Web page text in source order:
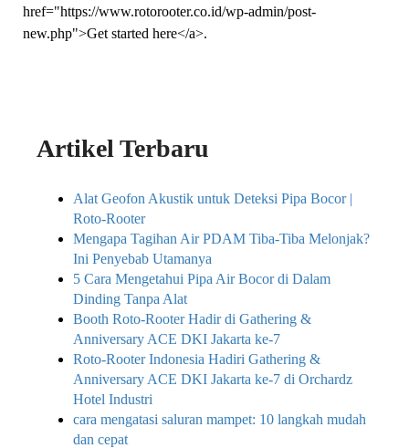
href="https://www.rotorooter.co.id/wp-admin/post-
new.php">Get started here</a>.
Artikel Terbaru
Alat Geofon Akustik untuk Deteksi Pipa Bocor |
Roto-Rooter
Mengapa Tagihan Air PDAM Tiba-Tiba Melonjak?
Ini Penyebab Utamanya
5 Cara Mengetahui Pipa Air Bocor di Dalam
Dinding Tanpa Alat
Booth Roto-Rooter Hadir di Gathering &
Anniversary ACE DKI Jakarta ke-7
Roto-Rooter Indonesia Hadiri Gathering &
Anniversary ACE DKI Jakarta ke-7 di Orchardz
Hotel Industri
cara mengatasi saluran mampet: 10 langkah mudah
dan cepat